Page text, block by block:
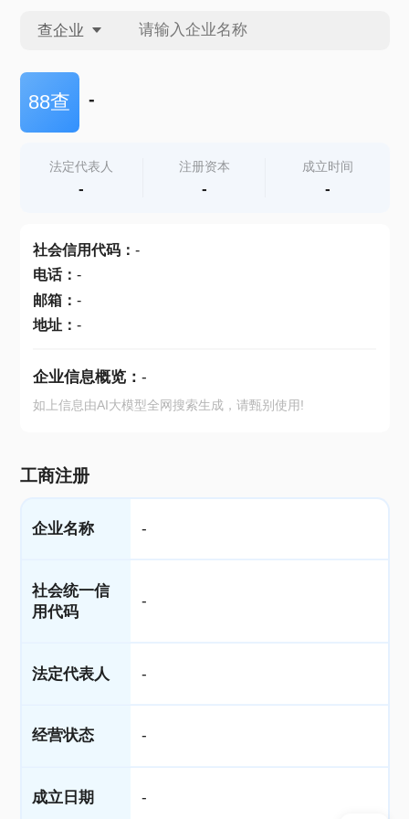
查企业
查企业
查产地
88查 -
法定代表人
-
注册资本
-
成立时间
-
社会信用代码： -
电话： -
邮箱： -
地址： -
企业信息概览： -
如上信息由AI大模型全网搜索生成，请甄别使用!
工商注册
企业名称 -
社会统一信
用代码
-
法定代表人 -
经营状态 -
成立日期 -